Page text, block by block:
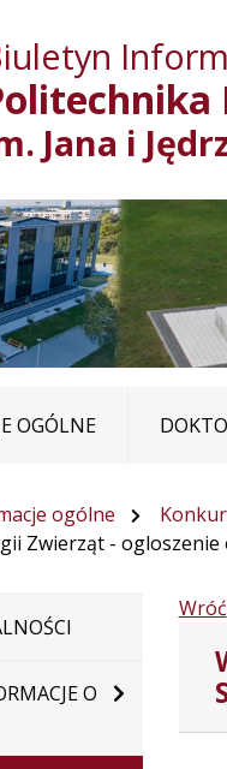
Jana i
OGÓLNE
ogólne
Zwierząt -
O
Wróć